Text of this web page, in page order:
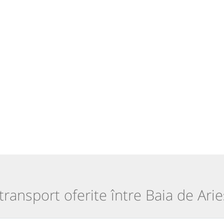
oferite între Baia de